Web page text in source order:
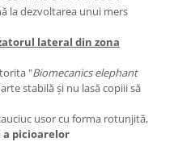
la dezvoltarea unui mers
lateral din zona
"Biomecanics elephant
stabilă şi nu lasă copiii să
usor cu forma rotunjită,
picioarelor